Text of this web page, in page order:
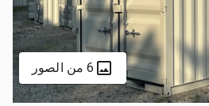
6 من الصور